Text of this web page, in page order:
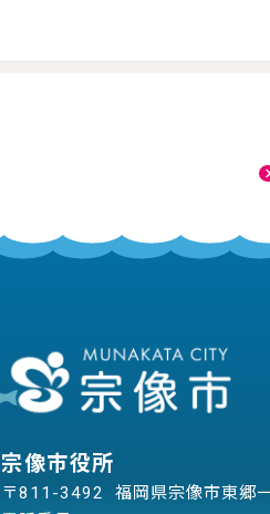
宗像市役所
〒811-3492 福岡県宗像市東郷